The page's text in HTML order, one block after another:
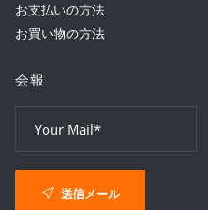
お支払いの方法
お買い物の方法
会報
送信メール